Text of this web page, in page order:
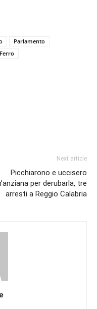
Parlamento
Next article
Picchiarono e uccisero
per derubarla, tre
arresti a Reggio Calabria